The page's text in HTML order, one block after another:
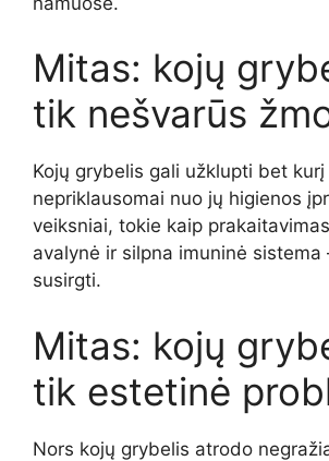
Mitas: kojų
tik nešvarūs
Kojų grybelis gali užklupti bet kurį
nepriklausomai nuo jų higienos
veiksniai, tokie kaip
avalynė ir silpna imuninė
susirgti.
Mitas: kojų
tik estetinė
Nors kojų grybelis atrodo